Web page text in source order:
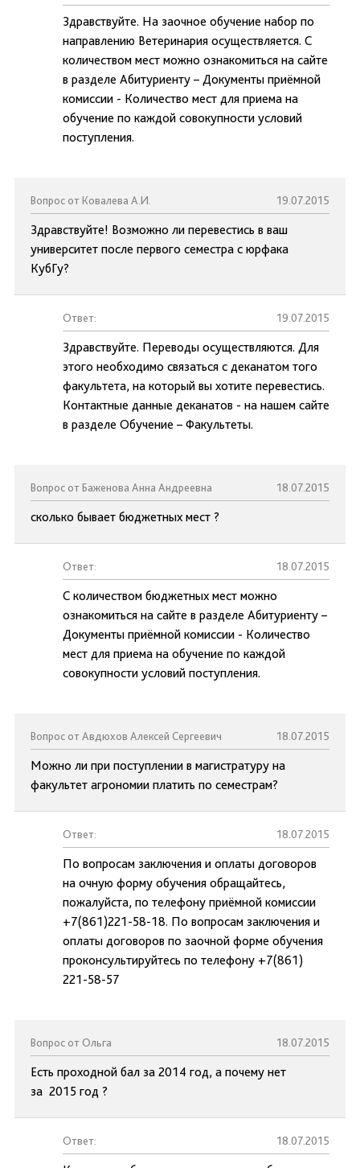
Здравствуйте. На заочное обучение набор по
направлению Ветеринария осуществляется. С
количеством мест можно ознакомиться на сайте
в разделе Абитуриенту – Документы приёмной
комиссии - Количество мест для приема на
обучение по каждой совокупности условий
поступления.
Вопрос от Ковалева А.И. 19.07.2015
Здравствуйте! Возможно ли перевестись в ваш
университет после первого семестра с юрфака
КубГу?
Ответ: 19.07.2015
Здравствуйте. Переводы осуществляются. Для
этого необходимо связаться с деканатом того
факультета, на который вы хотите перевестись.
Контактные данные деканатов - на нашем сайте
в разделе Обучение – Факультеты.
Вопрос от Баженова Анна Андреевна 18.07.2015
сколько бывает бюджетных мест ?
Ответ: 18.07.2015
С количеством бюджетных мест можно
ознакомиться на сайте в разделе Абитуриенту –
Документы приёмной комиссии - Количество
мест для приема на обучение по каждой
совокупности условий поступления.
Вопрос от Авдюхов Алексей Сергеевич 18.07.2015
Можно ли при поступлении в магистратуру на
факультет агрономии платить по семестрам?
Ответ: 18.07.2015
По вопросам заключения и оплаты договоров
на очную форму обучения обращайтесь,
пожалуйста, по телефону приёмной комиссии
+7(861)221-58-18. По вопросам заключения и
оплаты договоров по заочной форме обучения
проконсультируйтесь по телефону +7(861)
221-58-57
Вопрос от Ольга 18.07.2015
Есть проходной бал за 2014 год, а почему нет
за 2015 год ?
Ответ: 18.07.2015